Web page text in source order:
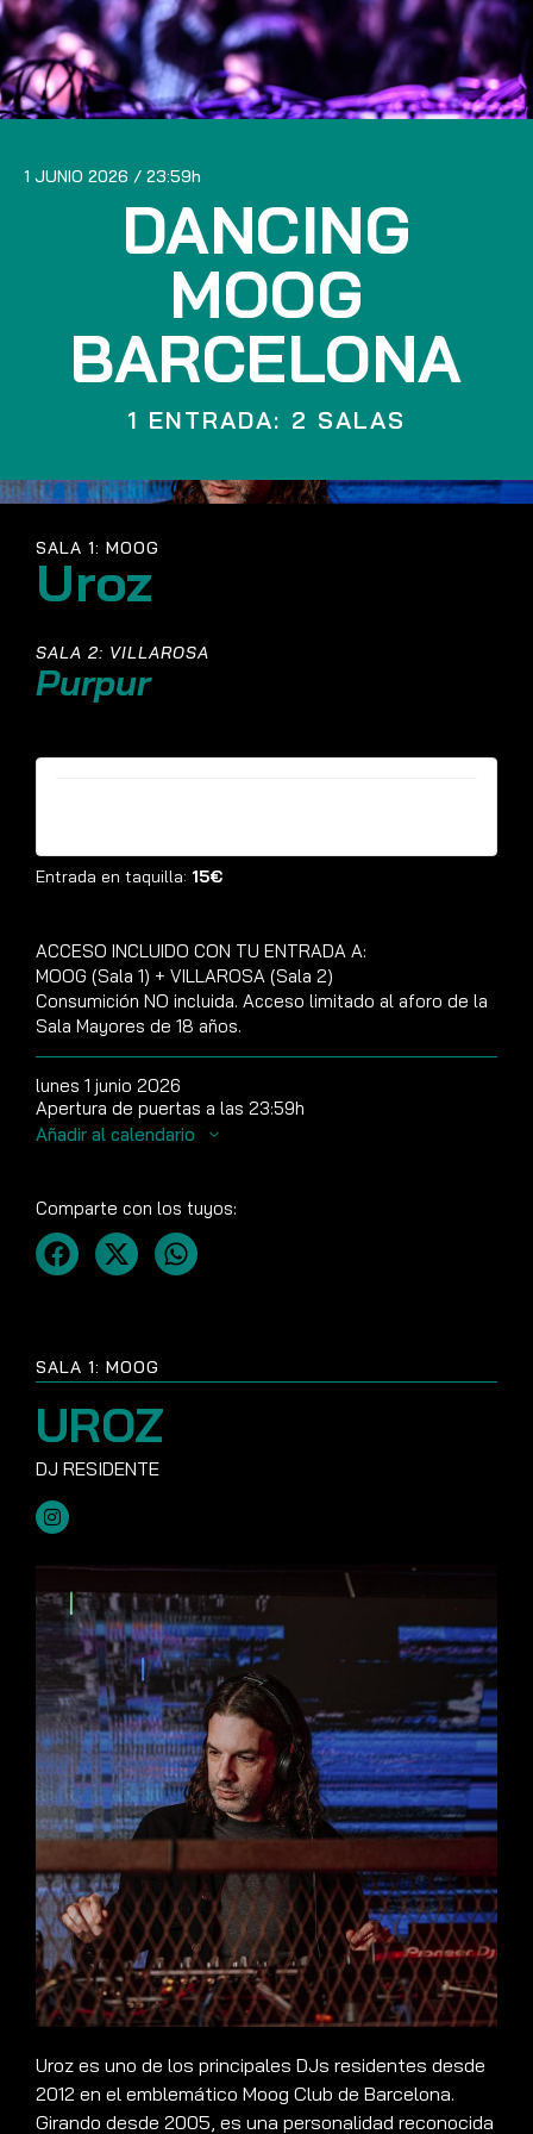
1 JUNIO 2026 23:59
DANCING
MOOG
BARCELONA
1 ENTRADA: 2 SALAS
SALA 1: MOOG
UROZ
Uroz es uno de los principales DJs residentes desde
2012 en el emblemático Moog Club de Barcelona.
Girando desde 2005, es una personalidad reconocida
SALA 1: MOOG
Uroz
SALA 2: VILLAROSA
Purpur
Entrada en taquilla: 15€
ACCESO INCLUIDO CON TU ENTRADA A:
MOOG (Sala 1) + VILLAROSA (Sala 2)
Consumición NO incluida. Acceso limitado al aforo de la
Sala Mayores de 18 años.
lunes 1 junio 2026
Apertura de puertas a las 23:59h
Añadir al calendario
Comparte con los tuyos: